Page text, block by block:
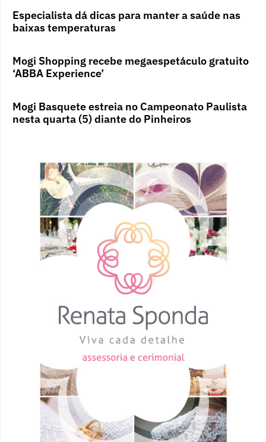
Especialista dá dicas para manter a saúde nas
baixas temperaturas
Mogi Shopping recebe megaespetáculo gratuito
‘ABBA Experience’
Mogi Basquete estreia no Campeonato Paulista
nesta quarta (5) diante do Pinheiros